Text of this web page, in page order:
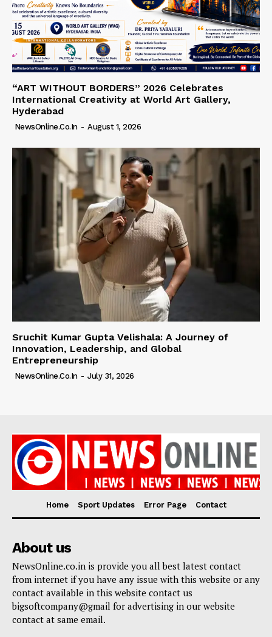
“ART WITHOUT BORDERS” 2026 Celebrates
International Creativity at World Art Gallery,
Hyderabad
NewsOnline.co.in - August 1, 2026
Sruchit Kumar Gupta Velishala: A Journey of
Innovation, Leadership, and Global
Entrepreneurship
NewsOnline.co.in - July 31, 2026
Home Sport Updates Error Page Contact
About us
NewsOnline.co.in is provide you all best latest contact
from internet if you have any issue with this website or any
contact available in this website contact us
bigsoftcompany@gmail for advertising in our website
contact at same email.